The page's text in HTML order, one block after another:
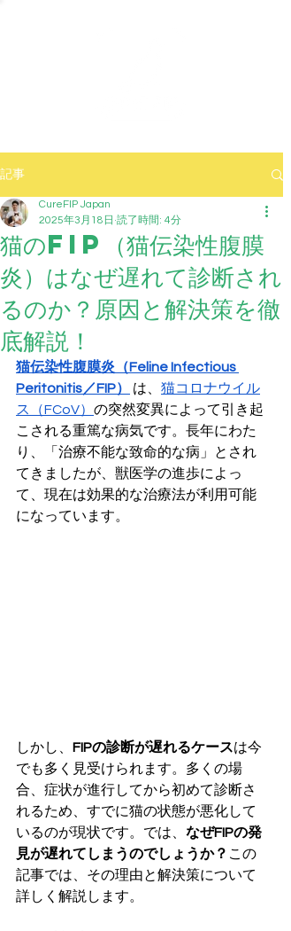
記事
猫のFIP（猫伝染性腹膜
炎）はなぜ遅れて診断され
るのか？原因と解決策を徹
底解説！
CureFIP Japan
2025年3月18日 読了時間: 4分
猫伝染性腹膜炎（Feline Infectious
Peritonitis／FIP）
は、 猫コロナウイル
ス（FCoV） の突然変異によって引き起
こされる重篤な病気です。長年にわた
り、「治療不能な致命的な病」とされ
てきましたが、獣医学の進歩によっ
て、現在は効果的な治療法が利用可能
になっています。
しかし、 FIPの診断が遅れるケースは今
でも多く見受けられます。多くの場
合、症状が進行してから初めて診断さ
れるため、すでに猫の状態が悪化して
いるのが現状です。では、 なぜFIPの発
見が遅れてしまうのでしょうか？ この
記事では、その理由と解決策について
詳しく解説します。